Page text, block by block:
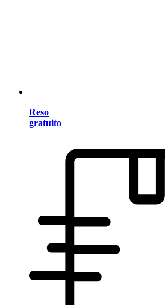
Reso
gratuito